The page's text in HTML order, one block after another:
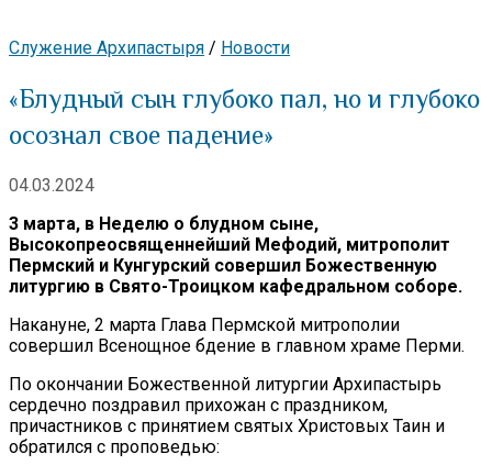
Служение Архипастыря / Новости
«Блудный сын глубоко пал, но и глубоко
осознал свое падение»
04.03.2024
3 марта, в Неделю о блудном сыне,
Высокопреосвященнейший Мефодий, митрополит
Пермский и Кунгурский совершил Божественную
литургию в Свято-Троицком кафедральном соборе.
Накануне, 2 марта Глава Пермской митрополии
совершил Всенощное бдение в главном храме Перми.
По окончании Божественной литургии Архипастырь
сердечно поздравил прихожан с праздником,
причастников с принятием святых Христовых Таин и
обратился с проповедью: